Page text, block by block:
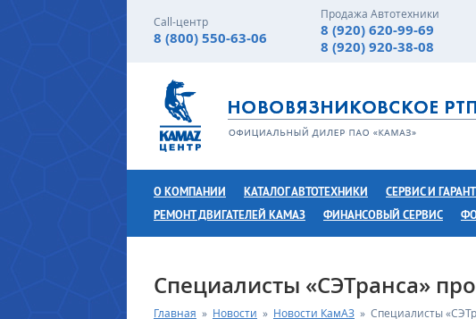
Call-центр
8 (800) 550-63-06
Продажа Автотехники
8 (920) 620-99-69
8 (920) 920-38-08
О КОМПАНИИ КАТАЛОГ АВТОТЕХНИКИ СЕРВИС И
РЕМОНТ ДВИГАТЕЛЕЙ КАМАЗ
ФИНАНСОВЫЙ СЕРВИС
Специалисты «СЭТранса»
Главная » Новости » Новости КамАЗ » Специалисты